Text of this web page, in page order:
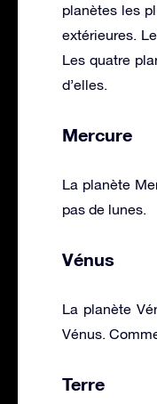
planètes les
extérieures.
Les quatre
d’elles.
Mercure
La planète
pas de lunes.
Vénus
La planète
Vénus.
Terre